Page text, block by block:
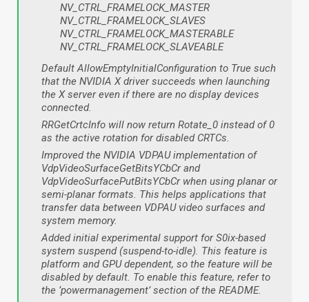
NV_CTRL_FRAMELOCK_MASTER
NV_CTRL_FRAMELOCK_SLAVES
NV_CTRL_FRAMELOCK_MASTERABLE
NV_CTRL_FRAMELOCK_SLAVEABLE
Default AllowEmptyInitialConfiguration to True such
that the NVIDIA X driver succeeds when launching
the X server even if there are no display devices
connected.
RRGetCrtcInfo will now return Rotate_0 instead of 0
as the active rotation for disabled CRTCs.
Improved the NVIDIA VDPAU implementation of
VdpVideoSurfaceGetBitsYCbCr and
VdpVideoSurfacePutBitsYCbCr when using planar or
semi-planar formats. This helps applications that
transfer data between VDPAU video surfaces and
system memory.
Added initial experimental support for S0ix-based
system suspend (suspend-to-idle). This feature is
platform and GPU dependent, so the feature will be
disabled by default. To enable this feature, refer to
the ’powermanagement’ section of the README.